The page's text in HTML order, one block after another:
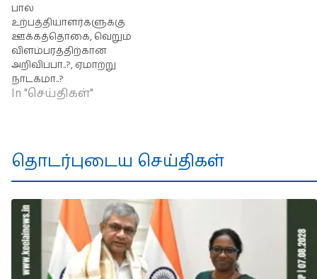
பால்
உற்பத்தியாளர்களுக்கு
ஊக்கத்தொகை, வெறும்
விளம்பரத்திற்கான
அறிவிப்பா..?, ஏமாற்று
நாடகமா..?
In "செய்திகள்"
தொடர்புடைய செய்திகள்